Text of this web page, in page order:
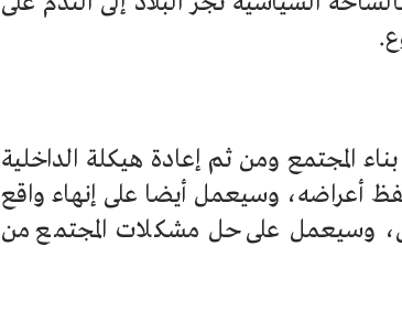
المجتمع ومن ثم إعادة هيكلة الداخلية
أعراضه، وسيعمل أيضا على إنهاء واقع
وسيعمل على حل مشكلات المجتمع من